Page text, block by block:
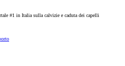
#1 in Italia sulla calvizie e caduta dei capelli